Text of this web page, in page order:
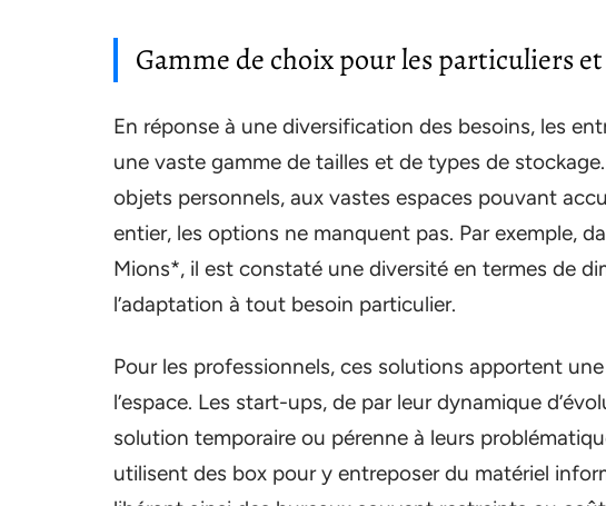
Gamme de choix pour les particuliers
En réponse à une diversification des besoins, les
une vaste gamme de tailles et de types de
objets personnels, aux vastes espaces pouvant
entier, les options ne manquent pas. Par exemple,
Mions*, il est constaté une diversité en termes de
l’adaptation à tout besoin particulier.
Pour les professionnels, ces solutions apportent
l’espace. Les start-ups, de par leur dynamique
solution temporaire ou pérenne à leurs
utilisent des box pour y entreposer du matériel